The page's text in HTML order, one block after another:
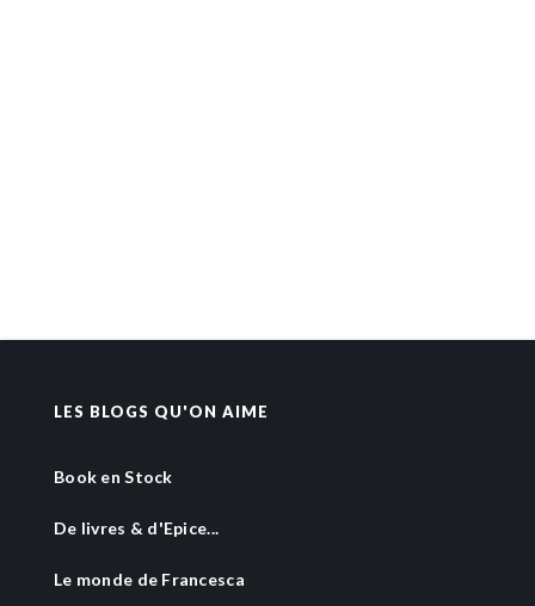
LES BLOGS QU'ON AIME
Book en Stock
De livres & d'Epice...
Le monde de Francesca